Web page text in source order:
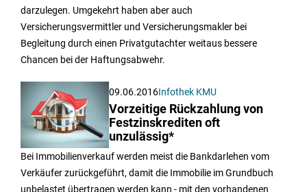
darzulegen. Umgekehrt haben aber auch
Versicherungsvermittler und Versicherungsmakler bei
Begleitung durch einen Privatgutachter weitaus bessere
Chancen bei der Haftungsabwehr.
09.06.2016Infothek KMU
Vorzeitige Rückzahlung von
Festzinskrediten oft
unzulässig*
Bei Immobilienverkauf werden meist die Bankdarlehen vom
Verkäufer zurückgeführt, damit die Immobilie im Grundbuch
unbelastet übertragen werden kann - mit den vorhandenen